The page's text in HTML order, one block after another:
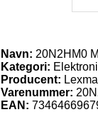
Navn: 20N2HM0
Kategori:
Producent:
Varenummer:
EAN: